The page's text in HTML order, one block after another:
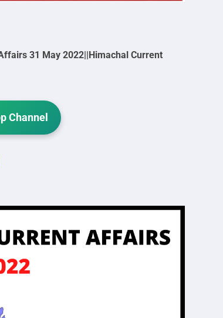
31 May 2022||Himachal Current
Channel